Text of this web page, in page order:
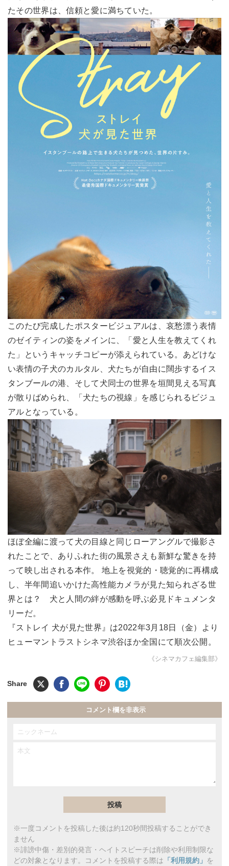
たその世界は、信頼と愛に満ちていた。
このたび完成したポスタービジュアルは、哀愁漂う表情
のゼイティンの姿をメインに、「愛と人生を教えてくれ
た」というキャッチコピーが添えられている。あどけな
い表情の子犬のカルタル、犬たちが自由に闊歩するイス
タンブールの港、そして犬同士の世界を垣間見える写真
が散りばめられ、「犬たちの視線」を感じられるビジュ
アルとなっている。
ほぼ全編に渡って犬の目線と同じローアングルで撮影さ
れたことで、ありふれた街の風景さえも新鮮な驚きを持
って映し出される本作。 地上を視覚的・聴覚的に再構成
し、半年間追いかけた高性能カメラが見た知られざる世
界とは？ 犬と人間の絆が感動を呼ぶ必見ドキュメンタ
リーだ。
『ストレイ 犬が見た世界』は2022年3月18日（金）より
ヒューマントラストシネマ渋谷ほか全国にて順次公開。
《シネマカフェ編集部》
コメント欄を非表示
※一度コメントを投稿した後は約120秒間投稿することができ
ません
※誹謗中傷・差別的発言・ヘイトスピーチは削除や利用制限な
どの対象となります。コメントを投稿する際は 「利用規約」 を